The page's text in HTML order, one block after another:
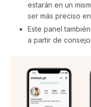
estarán en un
ser más preciso
Este panel
a partir de